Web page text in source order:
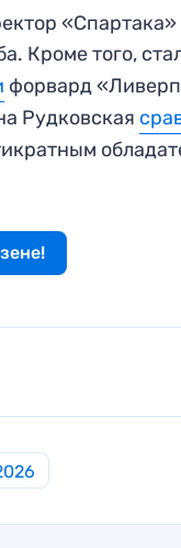
«Спартака»
Кроме того,
форвард
Рудковская